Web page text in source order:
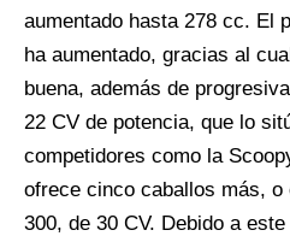
aumentado hasta 278 cc. El
ha aumentado, gracias al
buena, además de
22 CV de potencia, que lo
competidores como la
ofrece cinco caballos más,
300, de 30 CV. Debido a